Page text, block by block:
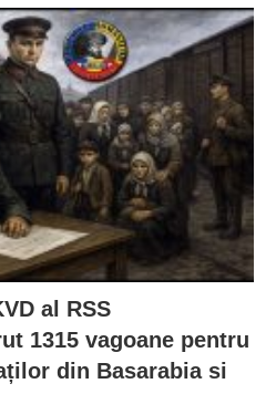
al RSS
1315 vagoane pentru
din Basarabia si